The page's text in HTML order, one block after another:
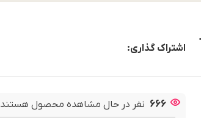
اشتراک گذاری:
666 نفر در حال مشاهده محصول هستند